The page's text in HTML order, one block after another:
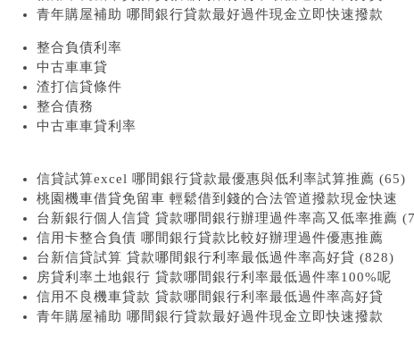
青年購屋補助 哪間銀行貸款最好過件現金立即快速撥款
整合負債利率
中古車車貸
渣打信貸條件
整合債務
中古車車貸利率
信貸試算excel 哪間銀行貸款最優惠與低利率試算推薦 (65)
桃園機車借貸免留車 輕鬆借到錢的合法管道撥款現金快速
台新銀行個人信貸 貸款哪間銀行辦理過件率高又低率推薦
信用卡整合負債 哪間銀行貸款比較好辦理過件優惠推薦
台新信貸試算 貸款哪間銀行利率最低過件率高好貸 (828)
房貸利率土地銀行 貸款哪間銀行利率最低過件率100%呢
信用不良機車貸款 貸款哪間銀行利率最低過件率高好貸
青年購屋補助 哪間銀行貸款最好過件現金立即快速撥款